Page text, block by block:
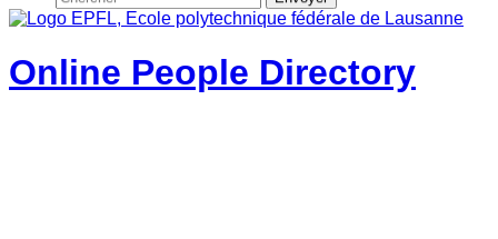
Online People Directory